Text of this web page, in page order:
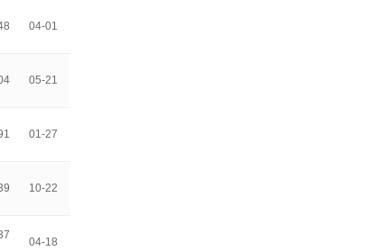
04-01
05-21
01-27
10-22
04-18